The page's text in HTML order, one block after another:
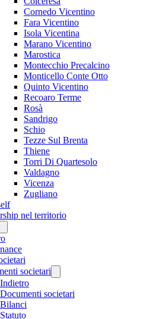
Cornedo Vicentino
Fara Vicentino
Isola Vicentina
Marano Vicentino
Marostica
Montecchio Precalcino
Monticello Conte Otto
Quinto Vicentino
Recoaro Terme
Rosà
Sandrigo
Schio
Tezze Sul Brenta
Thiene
Torri Di Quartesolo
Valdagno
Vicenza
Zugliano
nel territorio
societari
Indietro
Documenti societari
Bilanci
Statuto